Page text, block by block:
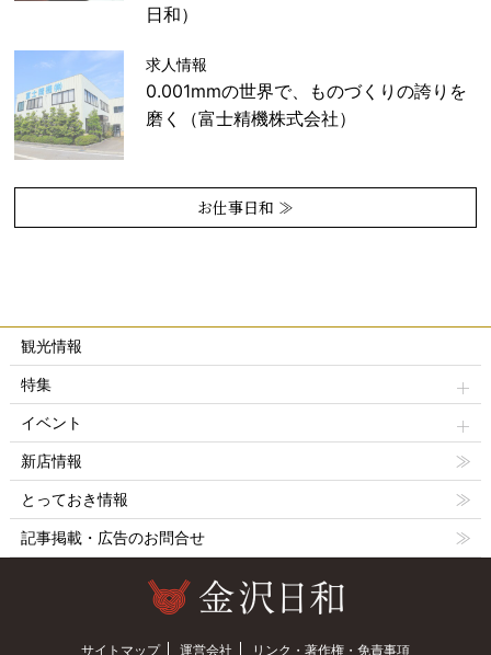
日和）
求人情報
0.001mmの世界で、ものづくりの誇りを
磨く（富士精機株式会社）
お仕事日和 ≫
観光情報
特集
イベント
新店情報
とっておき情報
記事掲載・広告のお問合せ
サイトマップ 運営会社 リンク・著作権・免責事項